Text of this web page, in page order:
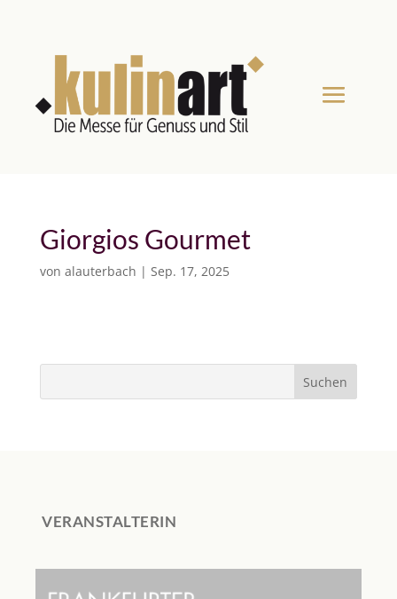
Giorgios Gourmet
von alauterbach | Sep. 17, 2025
Suchen
VERANSTALTERIN